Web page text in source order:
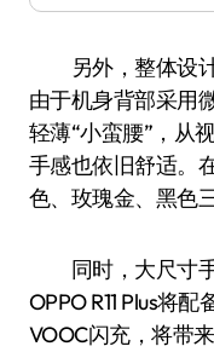
另外，整体设计
由于机身背部采用
轻薄“小蛮腰”，从
手感也依旧舒适。
色、玫瑰金、黑色
同时，大尺寸手
OPPO R11 Plus将
VOOC闪充，将带